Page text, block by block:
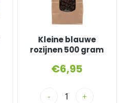
Kleine blauwe
rozijnen 500 gram
€6,95
- +